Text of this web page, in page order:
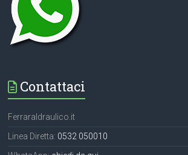
Contattaci
FerraraIdraulico.it
Linea Diretta: 0532 050010